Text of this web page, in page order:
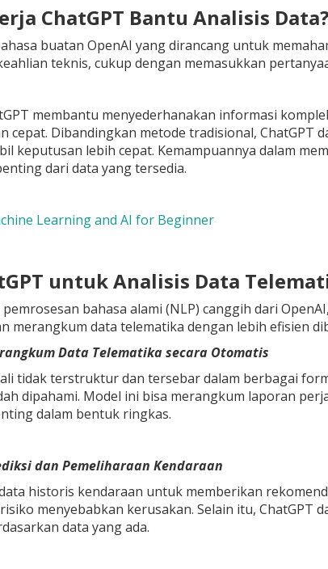
ChatGPT Bantu Analisis Data?
buatan OpenAI yang dirancang untuk
teknis, cukup dengan memasukkan
membantu menyederhanakan informasi
cepat. Dibandingkan metode tradisional, ChatGPT
keputusan lebih cepat. Kemampuannya dalam
dari data yang tersedia.
Learning and AI for Beginner
untuk Analisis Data
pemrosesan bahasa alami (NLP) canggih dari
merangkum data telematika dengan lebih efisien
Data Telematika secara Otomatis
tidak terstruktur dan tersebar dalam berbagai
dipahami. Model ini bisa merangkum laporan
dalam bentuk ringkas.
dan Pemeliharaan Kendaraan
historis kendaraan untuk memberikan
menyebabkan kerusakan. Selain itu, ChatGPT
data yang ada.